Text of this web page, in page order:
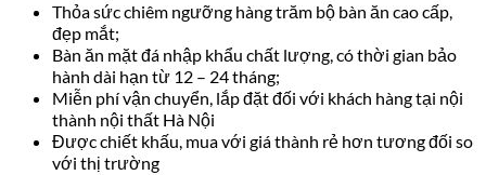
Thỏa sức chiêm ngưỡng hàng trăm bộ bàn ăn cao cấp,
đẹp mắt;
Bàn ăn mặt đá nhập khẩu chất lượng, có thời gian bảo
hành dài hạn từ 12 – 24 tháng;
Miễn phí vận chuyển, lắp đặt đối với khách hàng tại nội
thành nội thất Hà Nội
Được chiết khấu, mua với giá thành rẻ hơn tương đối so
với thị trường